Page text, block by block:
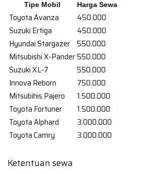
Tipe Mobil Harga Sewa
Toyota Avanza
450.000
Suzuki Ertiga
450.000
Hyundai Stargazer
550.000
Mitsubishi X-Pander550.000
Suzuki XL-7
550.000
Innova Reborn
750.000
Mitsubihis Pajero
1.500.000
Toyota Fortuner
1.500.000
Toyota Alphard
3.000.000
Toyota Camry
3.000.000
Ketentuan sewa